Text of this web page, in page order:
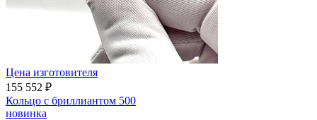
Цена изготовителя
155 552 ₽
Кольцо с бриллиантом 500
новинка